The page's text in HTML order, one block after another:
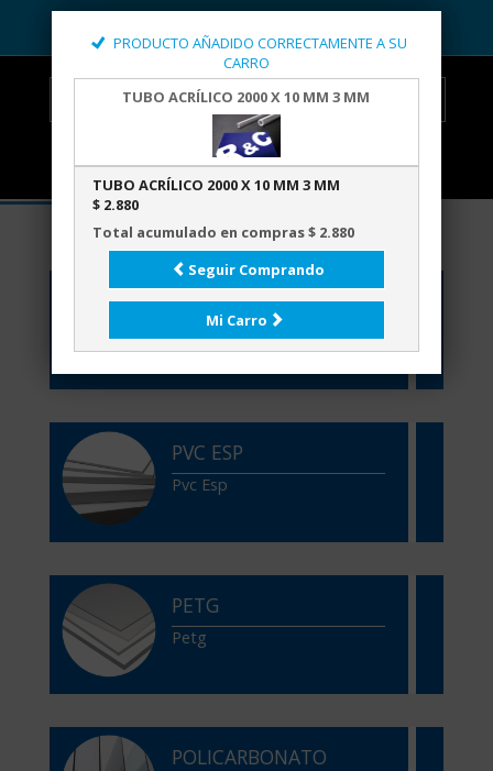
PRODUCTO AÑADIDO CORRECTAMENTE A SU
CARRO
TUBO ACRÍLICO 2000 X 10 MM 3 MM
TUBO ACRÍLICO 2000 X 10 MM 3 MM
$ 2.880
Total acumulado en compras $ 2.880
Seguir Comprando
Mi Carro
CONTACTENOS AL WHATSAPP +569 9802 8736
ACRÍLICOS
PVC ESP
Pvc Esp
PETG
Petg
POLICARBONATO